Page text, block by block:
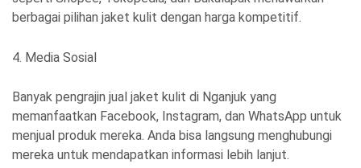
berbagai pilihan jaket kulit dengan harga kompetitif.
4. Media Sosial
Banyak pengrajin jual jaket kulit di Nganjuk yang
memanfaatkan Facebook, Instagram, dan WhatsApp untuk
menjual produk mereka. Anda bisa langsung menghubungi
mereka untuk mendapatkan informasi lebih lanjut.